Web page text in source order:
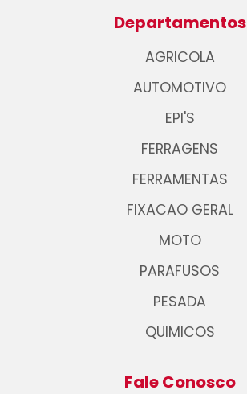
Departamentos
AGRICOLA
AUTOMOTIVO
EPI'S
FERRAGENS
FERRAMENTAS
FIXACAO GERAL
MOTO
PARAFUSOS
PESADA
QUIMICOS
Fale Conosco